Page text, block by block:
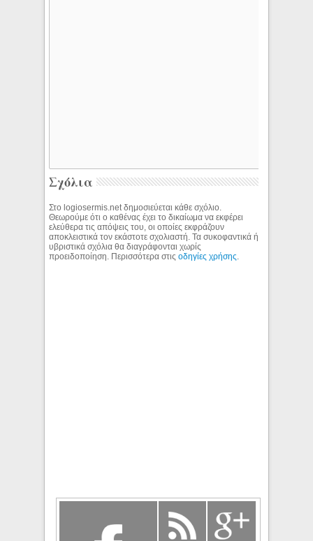
Σχόλια
Στο logiosermis.net δημοσιεύεται κάθε σχόλιο.
Θεωρούμε ότι ο καθένας έχει το δικαίωμα να εκφέρει
ελεύθερα τις απόψεις του, οι οποίες εκφράζουν
αποκλειστικά τον εκάστοτε σχολιαστή. Τα συκοφαντικά ή
υβριστικά σχόλια θα διαγράφονται χωρίς
προειδοποίηση. Περισσότερα στιςοδηγίες χρήσης